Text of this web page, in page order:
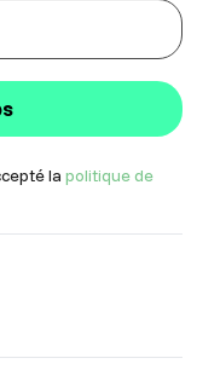
la politique de